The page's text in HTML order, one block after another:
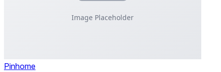
Pinhome